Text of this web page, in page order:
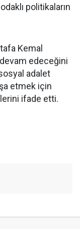
politikaların
Kemal
edeceğini
adalet
etmek için
ifade etti.